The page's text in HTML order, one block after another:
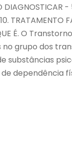
TRATAMENTO
QUE É. O
grupo dos
dependência